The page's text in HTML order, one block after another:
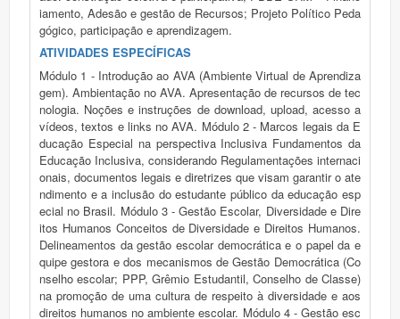
iamento, Adesão e gestão de Recursos; Projeto Político Peda
gógico, participação e aprendizagem.
ATIVIDADES ESPECÍFICAS
Módulo 1 - Introdução ao AVA (Ambiente Virtual de Aprendiza
gem). Ambientação no AVA. Apresentação de recursos de tec
nologia. Noções e instruções de download, upload, acesso a
vídeos, textos e links no AVA. Módulo 2 - Marcos legais da E
ducação Especial na perspectiva Inclusiva Fundamentos da
Educação Inclusiva, considerando Regulamentações internaci
onais, documentos legais e diretrizes que visam garantir o ate
ndimento e a inclusão do estudante público da educação esp
ecial no Brasil. Módulo 3 - Gestão Escolar, Diversidade e Dire
itos Humanos Conceitos de Diversidade e Direitos Humanos.
Delineamentos da gestão escolar democrática e o papel da e
quipe gestora e dos mecanismos de Gestão Democrática (Co
nselho escolar; PPP, Grêmio Estudantil, Conselho de Classe)
na promoção de uma cultura de respeito à diversidade e aos
direitos humanos no ambiente escolar. Módulo 4 - Gestão esc